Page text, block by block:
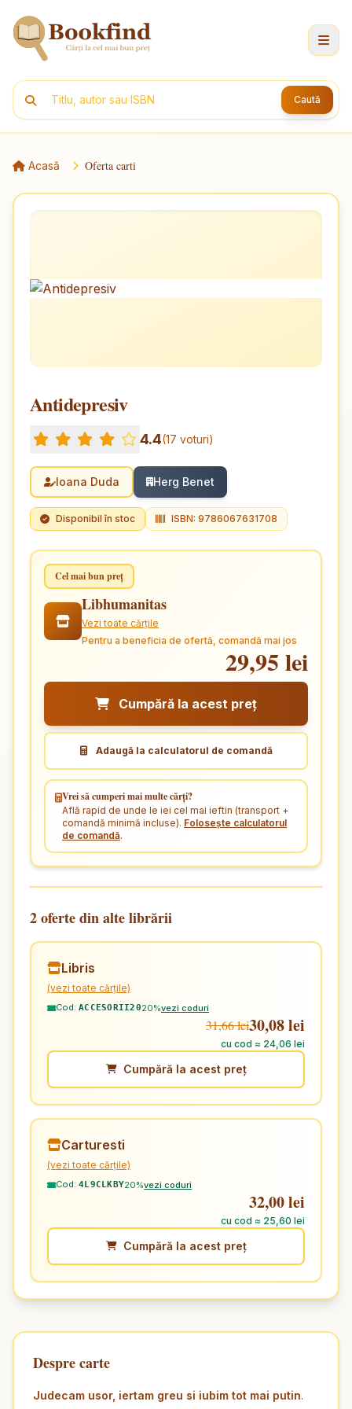
Caută
Acasă Oferta carti
Antidepresiv
4.4(17 voturi)
Ioana Duda Herg Benet
Disponibil în stoc ISBN: 9786067631708
Cel mai bun preț
Libhumanitas
Vezi toate cărțile
Pentru a beneficia de ofertă, comandă mai jos
29,95 lei
Cumpără la acest preț
Adaugă la calculatorul de comandă
Vrei să cumperi mai multe cărți?
Află rapid de unde le iei cel mai ieftin (transport +
comandă minimă incluse). Folosește calculatorul
de comandă.
2 oferte din alte librării
Libris
(vezi toate cărțile)
Cod: ACCESORII2020%vezi coduri
31,66 lei30,08 lei
cu cod ≈ 24,06 lei
Cumpără la acest preț
Carturesti
(vezi toate cărțile)
Cod: 4L9CLKBY20%vezi coduri
32,00 lei
cu cod ≈ 25,60 lei
Cumpără la acest preț
Despre carte
Judecam usor, iertam greu si iubim tot mai putin.